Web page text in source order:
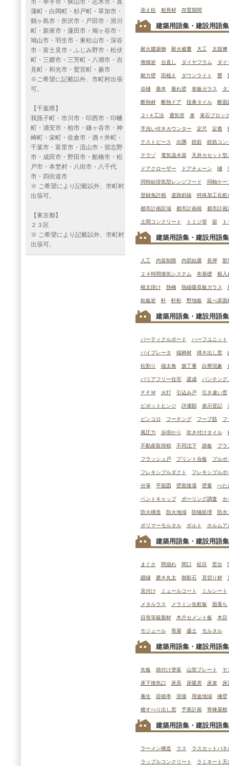
市・幸手市・狭山市・志木市・菖
蒲町・白岡町・杉戸町・草加市・
鶴ヶ島市・所沢市・戸田市・滑川
町・新座市・蓮田市・鳩ヶ谷市・
鳩山市・羽生市・東松山市・深谷
市・富士見市・ふじみ野市・松伏
町・三郷市・三芳町・八潮市・吉
見町・和光市・鷲宮町・蕨市
※ご希望に記載以外、市町村出張
可。
【千葉県】
我孫子町・市川市・印西市・印幡
町・浦安市・柏市・鎌ヶ谷市・神
崎町・栄町・佐倉市・酒々井町・
千葉市・富里市・流山市・習志野
市・成田市・野田市・船橋市・松
戸市・本埜村・八街市・八千代
市・四街道市
※ ご希望により記載以外、市町村
出張可。
【東京都】
２３区
※ ご希望により記載以外、市町村
出張可。
添え柱 粗骨材 存置期間
建築用語集・建設用語
耐火建築物 耐火被覆 大工 太鼓襖
堆積岩 台直し ダイヤフラム ダイ
耐力壁 田植え ダウンライト 畳
谷樋 垂木 垂れ壁 単板ガラス タ
断熱材 断熱ドア 段鼻タイル 断面
２×４工法 通気管 束 束石ブロッ
手洗い付きカウンター 定尺 定着
テストピース 出隅 鉄筋 鉄筋コン
テラゾ 電気温水器 天井カセット型
ドアクローザー ドアチェーン 樋
同時給排気型レンジフード 同軸ケー
登録免許税 道路斜線 特殊加工化粧
都市計画区域 都市計画税 都市計画
土間コンクリート トミジ管 留
建築用語集・建設用語
人工 内装制限 内部結露 長押 那
２４時間換気システム 布基礎 根入
根太掛け 熱橋 熱線吸収板ガラス
粘板岩 軒 軒桁 野地板 延べ床面
建築用語集・建設用語
パーティクルボード ハーフユニット
バイブレータ 端柄材 掃き出し窓
柱割り 端太角 旗丁番 白華現象
バリアフリー住宅 梁成 パンチング
ＰＰＭ 火打 引込み戸 引き違い窓
ピポットヒンジ 評価額 表示登記
ピンコロ フーチング フープ筋 フ
風圧力 歩掛かり 吹き付けタイル
不動産取得税 不同沈下 踏板 プラ
フラッシュ戸 プリント合板 プルボ
フレキシブルダクト フレキシブルボ
分筆 平面図 壁面後退 壁量 べた
ベントキャップ ボーリング調査 ホ
防火構造 防火地域 防蟻処理 防水
ポリマーモルタル ボルト ホルムア
建築用語集・建設用語
まぐさ 間崩れ 間口 柾目 窓台
廻縁 磨き丸太 御影石 見切り材
見付け ミュールコート ミルシート
メタルラス メラミン化粧板 面落ち
目視等級製材 木片セメント板 木目
モジュール 母屋 盛土 モルタル
建築用語集・建設用語
矢板 焼付け塗装 山形プレート ヤ
床下換気口 床高 床暖房 床束 床
養生 容積率 溶接 用途地域 擁壁
横すべり出し窓 予算計画 寄棟屋根
建築用語集・建設用語
ラーメン構造 ラス ラスカットパネ
ラップルコンクリート ラミネート天